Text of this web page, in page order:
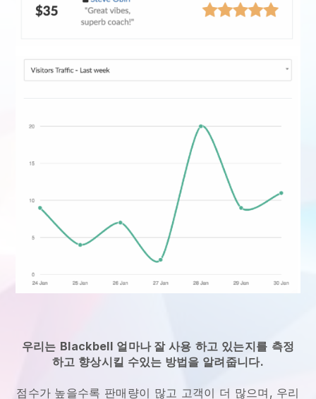
우리는 Blackbell 얼마나 잘 사용 하고 있는지를 측정
하고 향상시킬 수있는 방법을 알려줍니다.
점수가 높을수록 판매량이 많고 고객이 더 많으며, 우리